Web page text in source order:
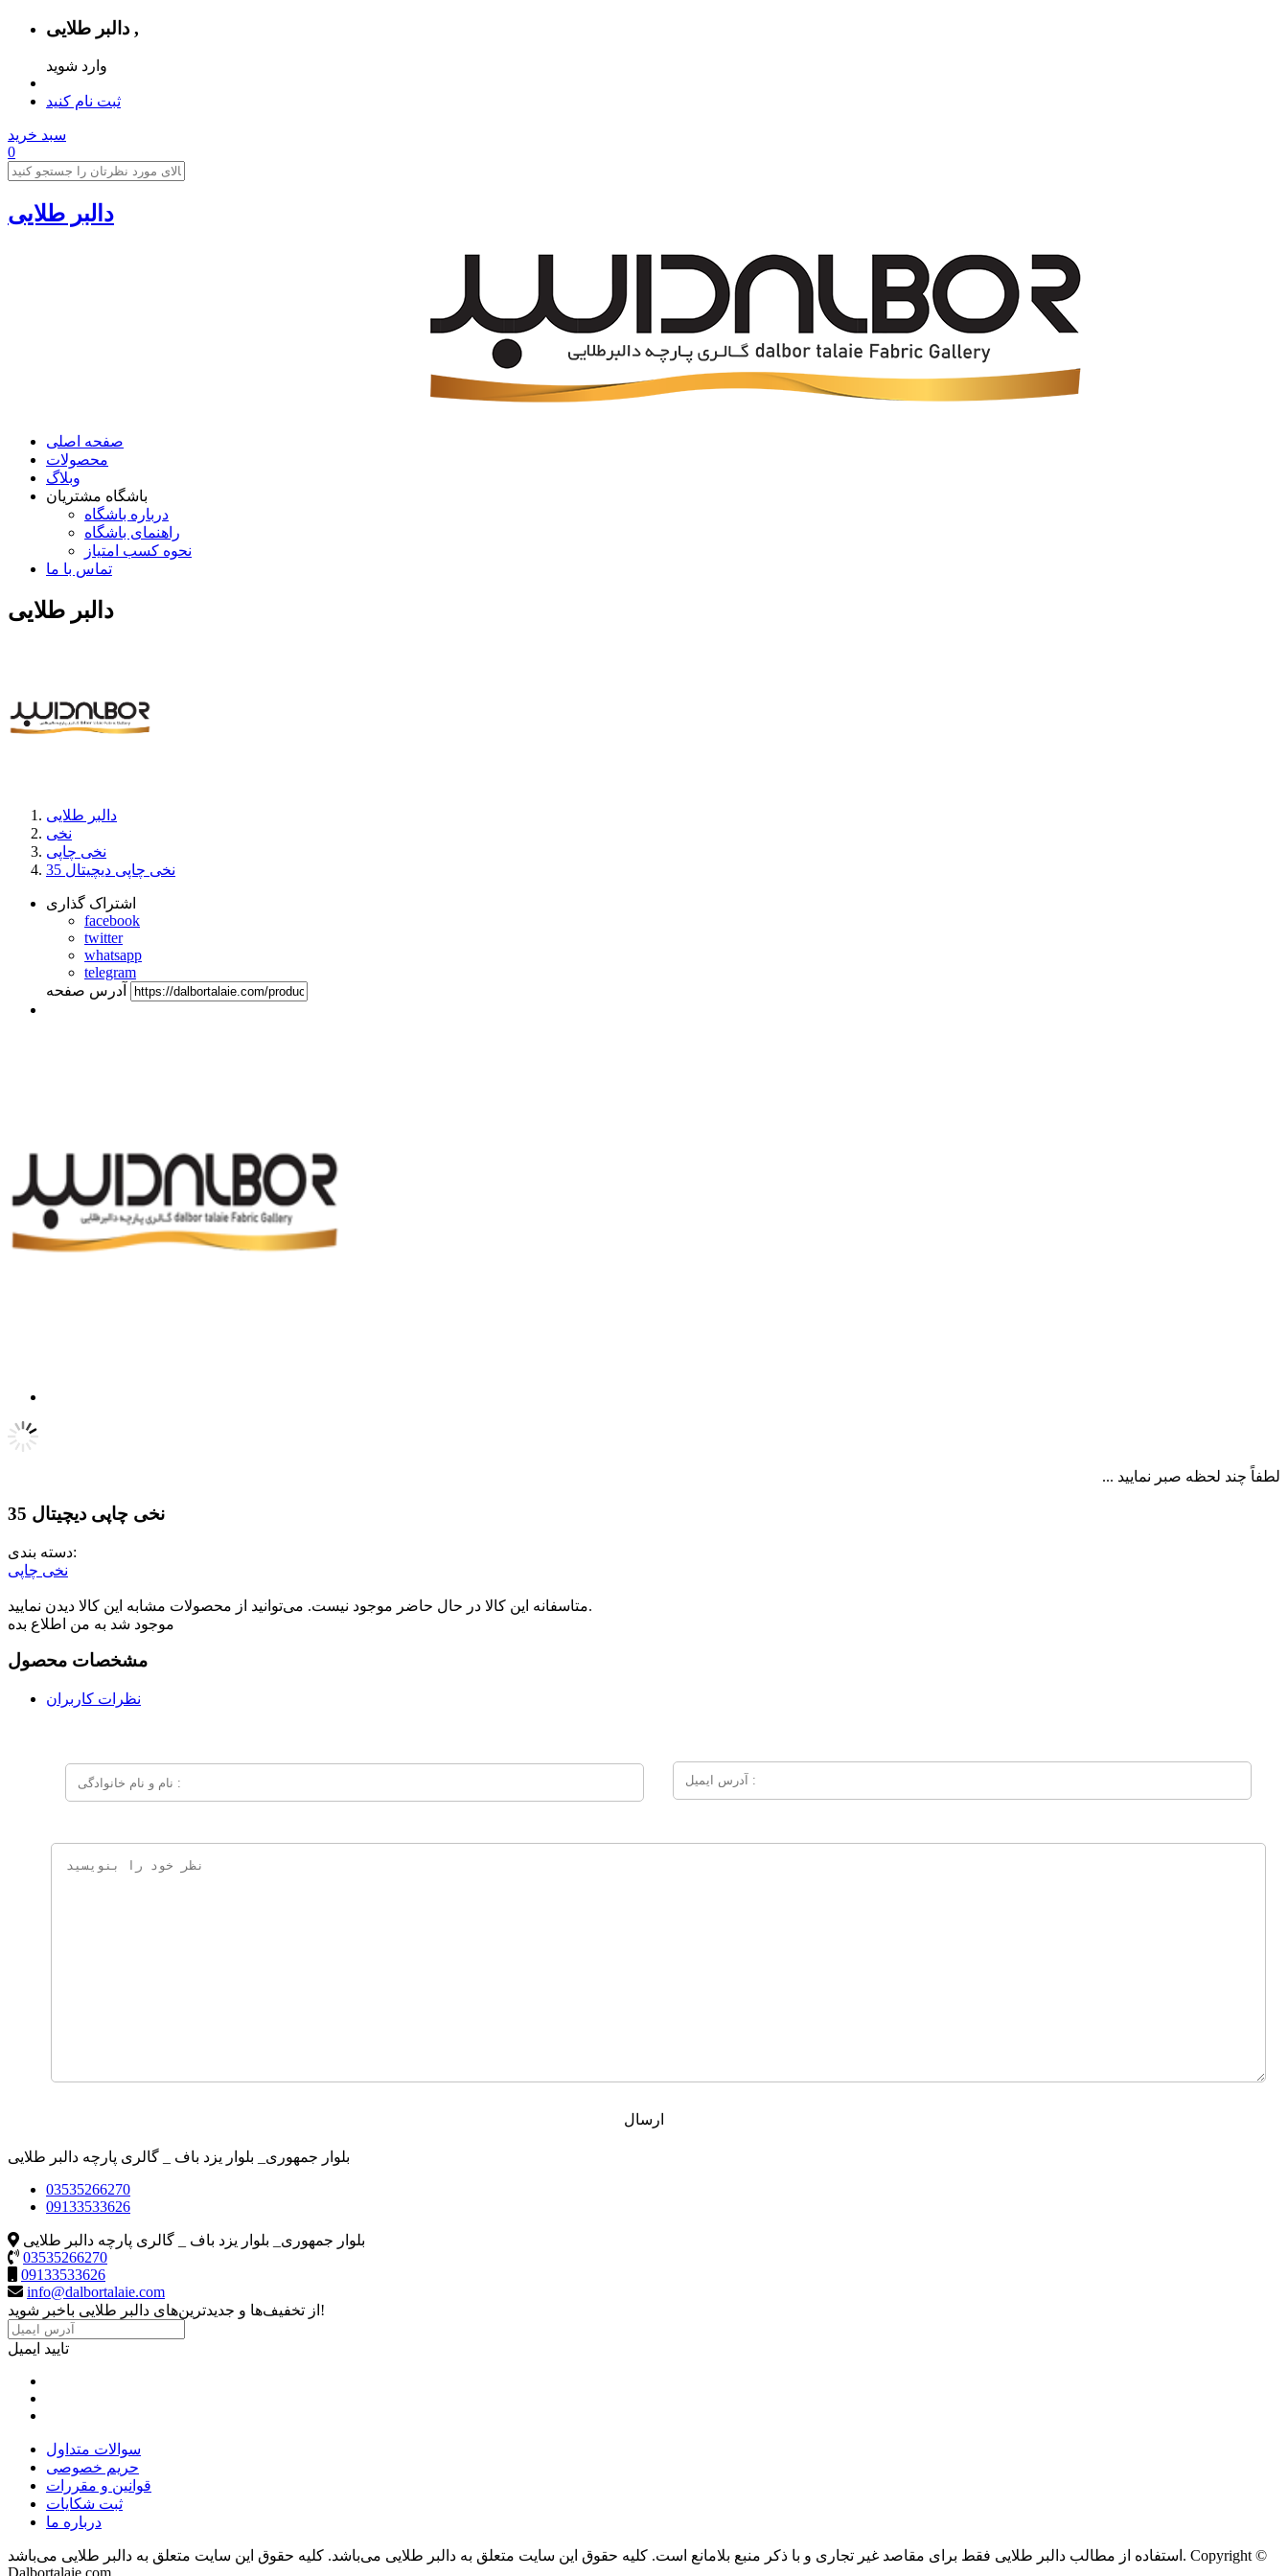
دالبر طلایی ,
وارد شوید
ثبت نام کنید
سبد خرید
0
دالبر طلایی
صفحه اصلی
محصولات
وبلاگ
باشگاه مشتریان
درباره باشگاه
راهنمای باشگاه
نحوه کسب امتیاز
تماس با ما
دالبر طلایی
دالبر طلایی
نخی
نخی چاپی
نخی چاپی دیچیتال 35
اشتراک گذاری
facebook
twitter
whatsapp
telegram
آدرس صفحه
لطفاً چند لحظه صبر نمایید ...
نخی چاپی دیچیتال 35
دسته بندی:
نخی چاپی
متاسفانه این کالا در حال حاضر موجود نیست. می‌توانید از محصولات مشابه این کالا دیدن نمایید.
موجود شد به من اطلاع بده
مشخصات محصول
نظرات کاربران
ارسال
بلوار جمهوری_ بلوار یزد باف _ گالری پارچه دالبر طلایی
03535266270
09133533626
بلوار جمهوری_ بلوار یزد باف _ گالری پارچه دالبر طلایی
03535266270
09133533626
info@dalbortalaie.com
از تخفیف‌ها و جدیدترین‌های دالبر طلایی باخبر شوید!
تایید ایمیل
سوالات متداول
حریم خصوصی
قوانین و مقررات
ثبت شکایات
درباره ما
استفاده از مطالب دالبر طلایی فقط برای مقاصد غیر تجاری و با ذکر منبع بلامانع است. کليه حقوق اين سايت متعلق به دالبر طلایی می‌باشد. کليه حقوق اين سايت متعلق به دالبر طلایی می‌باشد. Copyright ©
Dalbortalaie.com